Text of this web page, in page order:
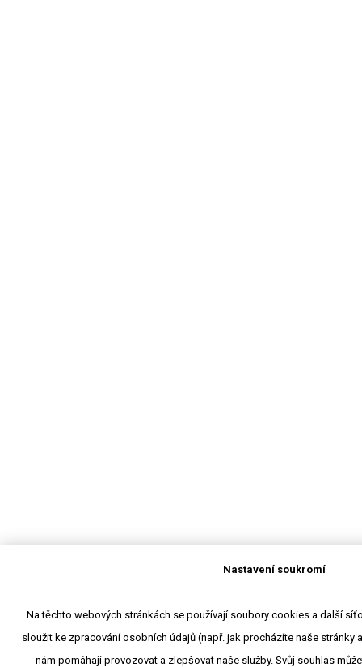
Nastavení soukromí
Na těchto webových stránkách se používají soubory cookies a další
sloužit ke zpracování osobních údajů (např. jak procházíte naše stránky
nám pomáhají provozovat a zlepšovat naše služby. Svůj souhlas